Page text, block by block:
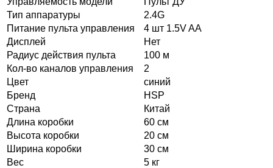
Тип аппаратуры
2.4G
Питание пульта управления
4 шт 1.5V AA
Дисплей
Нет
Радиус действия пульта
100 м
Кол-во каналов управления
2
Цвет
синий
Бренд
HSP
Страна
Китай
Длина коробки
60 см
Высота коробки
20 см
Ширина коробки
30 см
Вес
5 кг